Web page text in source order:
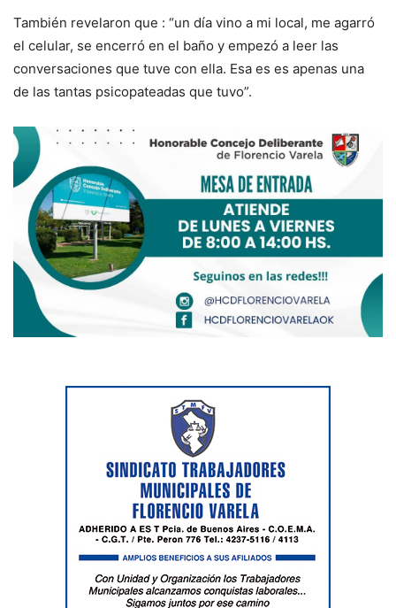
También revelaron que : “un día vino a mi local, me agarró
el celular, se encerró en el baño y empezó a leer las
conversaciones que tuve con ella. Esa es es apenas una
de las tantas psicopateadas que tuvo”.